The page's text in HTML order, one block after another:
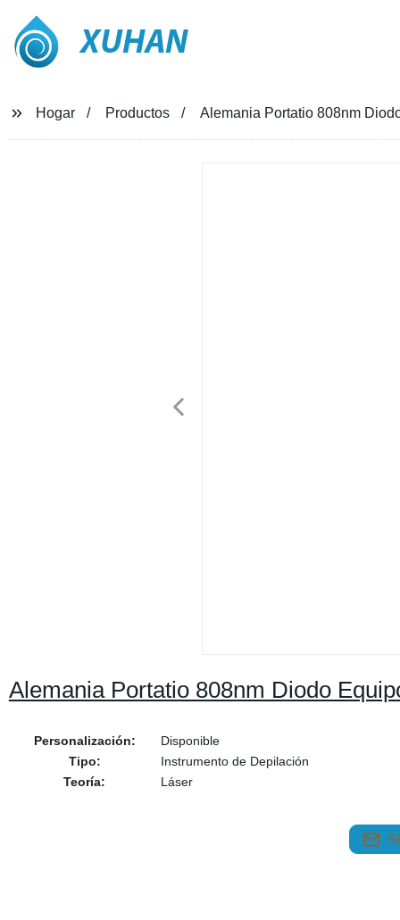
XUHAN
Hogar Productos Alemania Portatio 808nm
Alemania Portatio 808nm Diodo
Personalización:
Disponible
Tipo:
Instrumento de Depilación
Teoría:
Láser